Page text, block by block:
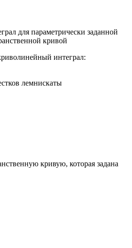
для параметрически заданной
кривой
интеграл:
лемнискаты
кривую, которая задана